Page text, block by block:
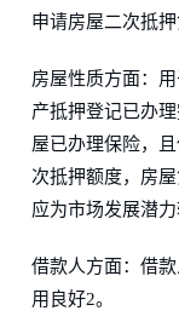
申请房屋二次抵
房屋性质方面：
产抵押登记已办
屋已办理保险，
次抵押额度，房
应为市场发展潜
借款人方面：借
用良好2。